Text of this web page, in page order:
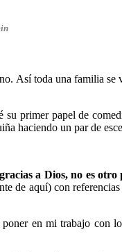
Así toda una familia
su primer papel de
haciendo un par de
a Dios, no es
de aquí) con
en mi trabajo con